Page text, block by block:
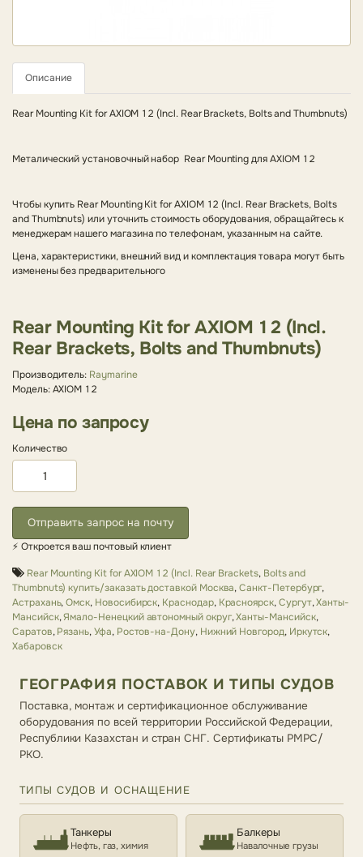
Описание
Rear Mounting Kit for AXIOM 12 (Incl. Rear Brackets, Bolts and Thumbnuts)
Металический установочный набор Rear Mounting для AXIOM 12
Чтобы купить Rear Mounting Kit for AXIOM 12 (Incl. Rear Brackets, Bolts
and Thumbnuts) или уточнить стоимость оборудования, обращайтесь к
менеджерам нашего магазина по телефонам, указанным на сайте.
Цена, характеристики, внешний вид и комплектация товара могут быть
изменены без предварительного
Rear Mounting Kit for AXIOM 12 (Incl.
Rear Brackets, Bolts and Thumbnuts)
Производитель: Raymarine
Модель: AXIOM 12
Цена по запросу
Количество
Отправить запрос на почту
⚡ Откроется ваш почтовый клиент
Rear Mounting Kit for AXIOM 12 (Incl. Rear Brackets, Bolts and
Thumbnuts) купить/заказать доставкой Москва,Санкт-Петербург,
Астрахань,Омск, Новосибирск, Краснодар, Красноярск,Сургут,Ханты-
Мансийск,Ямало-Ненецкий автономный округ,Ханты-Мансийск,
Саратов,Рязань,Уфа, Ростов-на-Дону, Нижний Новгород, Иркутск,
Хабаровск
ГЕОГРАФИЯ ПОСТАВОК И ТИПЫ СУДОВ
Поставка, монтаж и сертификационное обслуживание
оборудования по всей территории Российской Федерации,
Республики Казахстан и стран СНГ. Сертификаты РМРС/
РКО.
ТИПЫ СУДОВ И ОСНАЩЕНИЕ
Танкеры
Нефть, газ, химия
Балкеры
Навалочные грузы